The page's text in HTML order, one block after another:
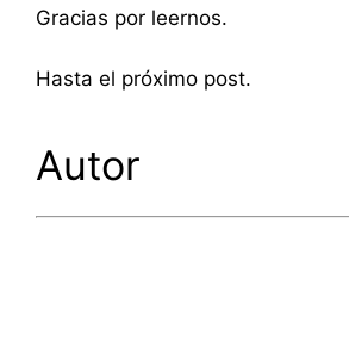
Gracias por leernos.
Hasta el próximo post.
Autor